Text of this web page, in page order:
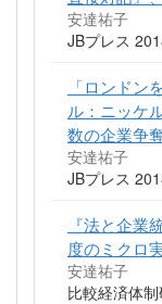
安達祐子
JBプレス
「ロンドン
ル：ニッケ
数の企業争
安達祐子
JBプレス
『法と企
度のミクロ
安達祐子
比較経済体